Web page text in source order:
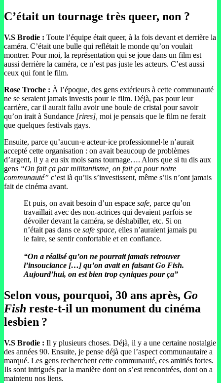
C’était un tournage très queer, non ?
V.S Brodie : Toute l’équipe était queer, à la fois devant et derrière la
caméra. C’était une bulle qui reflétait le monde qu’on voulait
montrer. Pour moi, la représentation qui se joue dans un film est
aussi derrière la caméra, ce n’est pas juste les acteurs. C’est aussi
ceux qui font le film.
Rose Troche : À l’époque, des gens extérieurs à cette communauté
ne se seraient jamais investis pour le film. Déjà, pas pour leur
carrière, car il aurait fallu avoir une boule de cristal pour savoir
qu’on irait à Sundance [rires], moi je pensais que le film ne ferait
que quelques festivals gays.
Ensuite, parce qu’aucun·e acteur·ice professionnel·le n’aurait
accepté cette organisation : on avait beaucoup de problèmes
d’argent, il y a eu six mois sans tournage…. Alors que si tu dis aux
gens “On fait ça par militantisme, on fait ça pour notre
communauté” c’est là qu’ils s’investissent, même s’ils n’ont jamais
fait de cinéma avant.
Et puis, on avait besoin d’un espace safe, parce qu’on
travaillait avec des non-actrices qui devaient parfois se
dévoiler devant la caméra, se déshabiller, etc. Si on
n’était pas dans ce safe space, elles n’auraient jamais pu
le faire, se sentir confortable et en confiance.
“On a réalisé qu’on ne pourrait jamais retrouver
l’insouciance […] qu’on avait en faisant Go Fish.
Aujourd’hui, on est bien trop cyniques pour ça”
Selon vous, pourquoi, 30 ans après, Go
Fish reste-t-il un monument du cinéma
lesbien ?
V.S Brodie : Il y plusieurs choses. Déjà, il y a une certaine nostalgie
des années 90. Ensuite, je pense déjà que l’aspect communautaire a
marqué. Les gens recherchent cette communauté, ces amitiés fortes.
Ils sont intrigués par la manière dont on s’est rencontrées, dont on a
maintenu nos liens.